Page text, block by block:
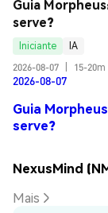
Guia
serve?
Iniciante
IA
2026-08-07
15-20m
2026-08-07
Guia
serve?
NexusMind
Mais